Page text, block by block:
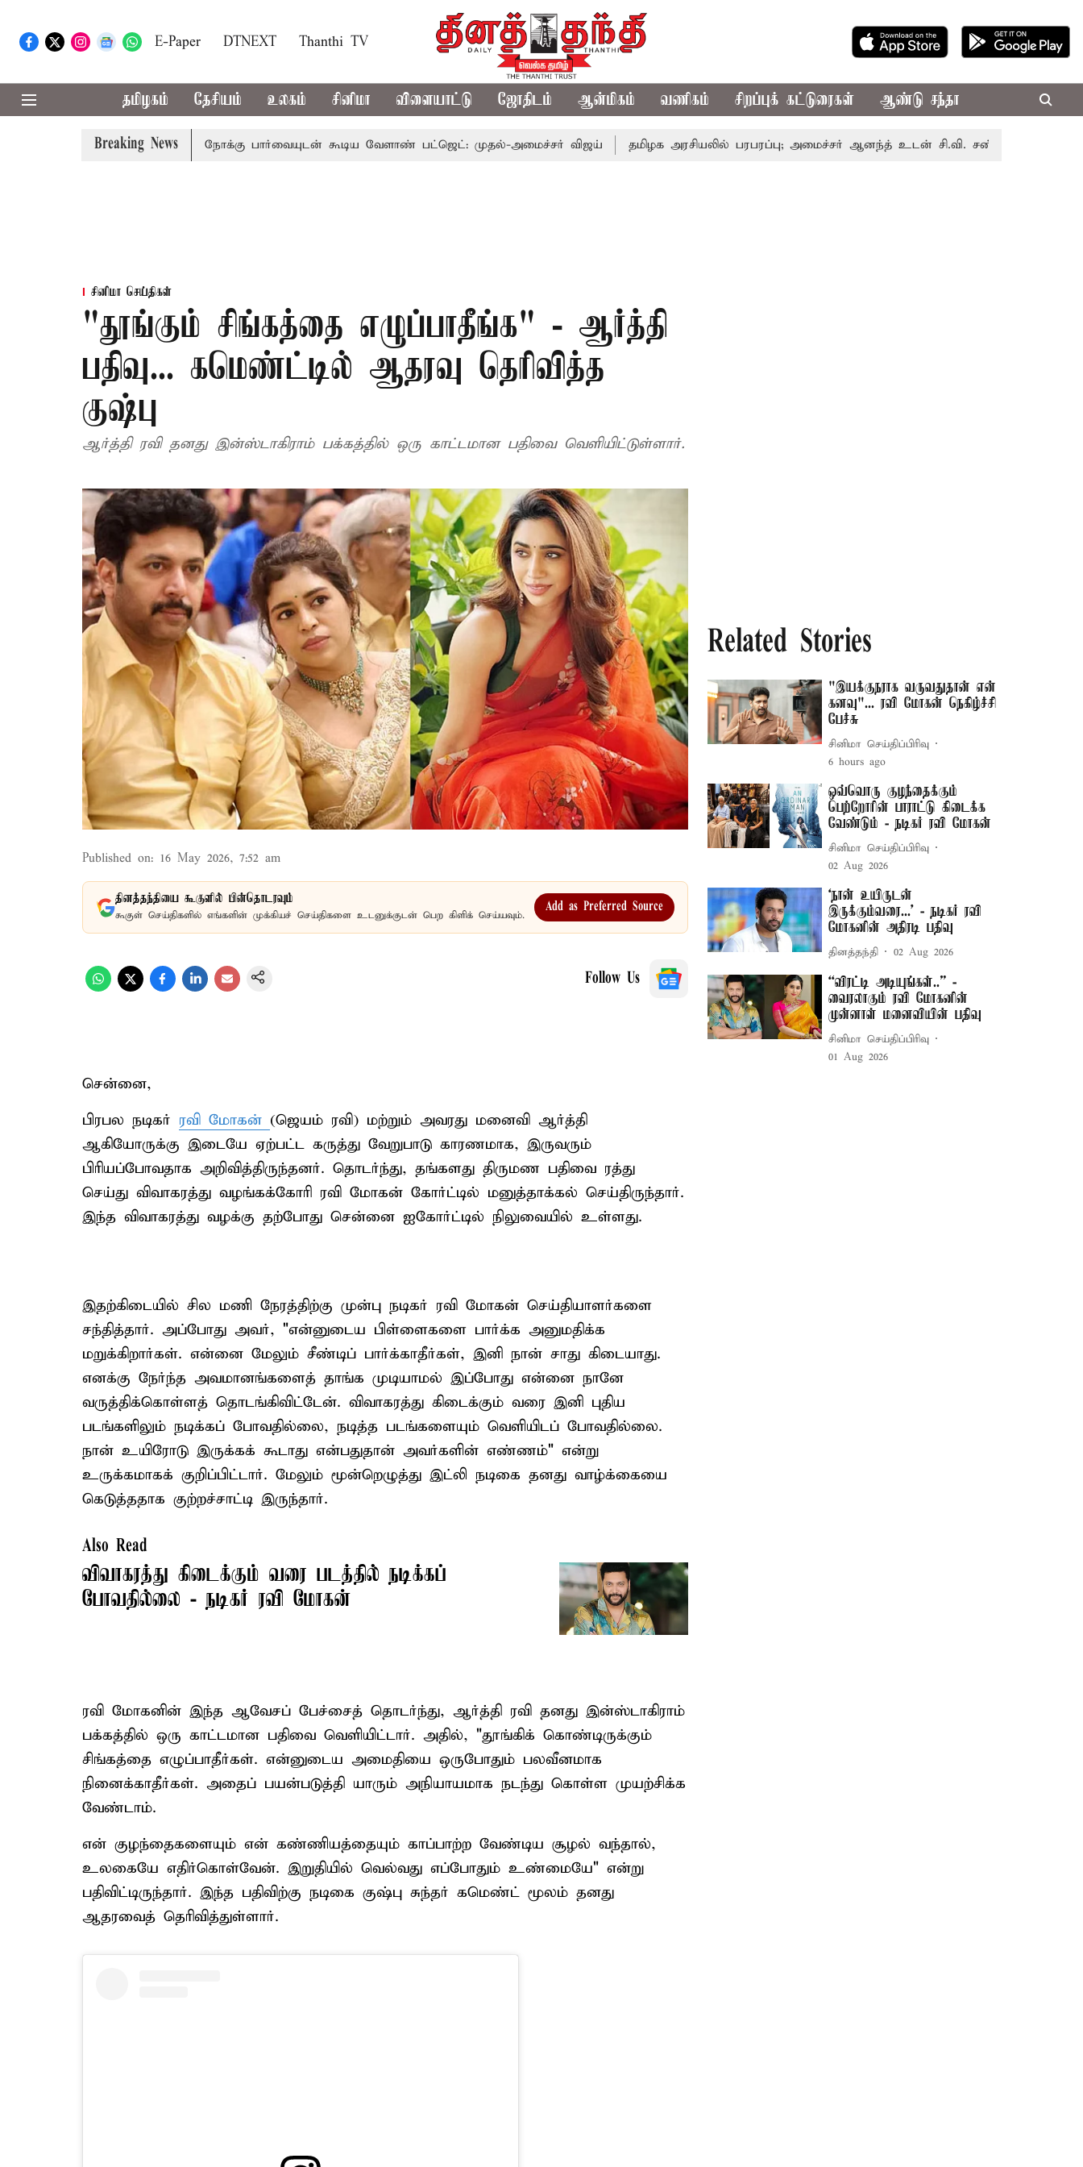
E-Paper DTNEXT Thanthi TV
தமிழகம் தேசியம் உலகம் சினிமா விளையாட்டு ஜோதிடம் ஆன்மிகம் வணிகம் சிறப்புக் கட்டுரைகள் ஆண்டு சந்தா
Breaking News
தொலைநோக்கு பார்வையுடன் கூடிய வேளாண் பட்ஜெட்: முதல்-அமைச்சர் விஜய் தமிழக அரசியலில் பரபரப்பு; அமைச்சர் ஆனந்த் உடன் சி.வி. சண்முகம், வேலுமணி
சினிமா செய்திகள்
"தூங்கும் சிங்கத்தை எழுப்பாதீங்க" - ஆர்த்தி
பதிவு... கமெண்ட்டில் ஆதரவு தெரிவித்த
குஷ்பு
ஆர்த்தி ரவி தனது இன்ஸ்டாகிராம் பக்கத்தில் ஒரு காட்டமான பதிவை வெளியிட்டுள்ளார்.
Published on: 16 May 2026, 7:52 am
தினத்தந்தியை கூகுளில் பின்தொடரவும்
கூகுள் செய்திகளில் எங்களின் முக்கியச் செய்திகளை உடனுக்குடன் பெற கிளிக் செய்யவும்.
Add as Preferred Source
Follow Us
சென்னை,
பிரபல நடிகர் ரவி மோகன் (ஜெயம் ரவி) மற்றும் அவரது மனைவி ஆர்த்தி
ஆகியோருக்கு இடையே ஏற்பட்ட கருத்து வேறுபாடு காரணமாக, இருவரும்
பிரியப்போவதாக அறிவித்திருந்தனர். தொடர்ந்து, தங்களது திருமண பதிவை ரத்து
செய்து விவாகரத்து வழங்கக்கோரி ரவி மோகன் கோர்ட்டில் மனுத்தாக்கல் செய்திருந்தார்.
இந்த விவாகரத்து வழக்கு தற்போது சென்னை ஐகோர்ட்டில் நிலுவையில் உள்ளது.
இதற்கிடையில் சில மணி நேரத்திற்கு முன்பு நடிகர் ரவி மோகன் செய்தியாளர்களை
சந்தித்தார். அப்போது அவர், "என்னுடைய பிள்ளைகளை பார்க்க அனுமதிக்க
மறுக்கிறார்கள். என்னை மேலும் சீண்டிப் பார்க்காதீர்கள், இனி நான் சாது கிடையாது.
எனக்கு நேர்ந்த அவமானங்களைத் தாங்க முடியாமல் இப்போது என்னை நானே
வருத்திக்கொள்ளத் தொடங்கிவிட்டேன். விவாகரத்து கிடைக்கும் வரை இனி புதிய
படங்களிலும் நடிக்கப் போவதில்லை, நடித்த படங்களையும் வெளியிடப் போவதில்லை.
நான் உயிரோடு இருக்கக் கூடாது என்பதுதான் அவர்களின் எண்ணம்" என்று
உருக்கமாகக் குறிப்பிட்டார். மேலும் மூன்றெழுத்து இட்லி நடிகை தனது வாழ்க்கையை
கெடுத்ததாக குற்றச்சாட்டி இருந்தார்.
Also Read
விவாகரத்து கிடைக்கும் வரை படத்தில் நடிக்கப்
போவதில்லை - நடிகர் ரவி மோகன்
ரவி மோகனின் இந்த ஆவேசப் பேச்சைத் தொடர்ந்து, ஆர்த்தி ரவி தனது இன்ஸ்டாகிராம்
பக்கத்தில் ஒரு காட்டமான பதிவை வெளியிட்டார். அதில், "தூங்கிக் கொண்டிருக்கும்
சிங்கத்தை எழுப்பாதீர்கள். என்னுடைய அமைதியை ஒருபோதும் பலவீனமாக
நினைக்காதீர்கள். அதைப் பயன்படுத்தி யாரும் அநியாயமாக நடந்து கொள்ள முயற்சிக்க
வேண்டாம்.
என் குழந்தைகளையும் என் கண்ணியத்தையும் காப்பாற்ற வேண்டிய சூழல் வந்தால்,
உலகையே எதிர்கொள்வேன். இறுதியில் வெல்வது எப்போதும் உண்மையே" என்று
பதிவிட்டிருந்தார். இந்த பதிவிற்கு நடிகை குஷ்பு சுந்தர் கமெண்ட் மூலம் தனது
ஆதரவைத் தெரிவித்துள்ளார்.
Related Stories
"இயக்குநராக வருவதுதான் என்
கனவு"... ரவி மோகன் நெகிழ்ச்சி
பேச்சு
சினிமா செய்திப்பிரிவு
6 hours ago
ஒவ்வொரு குழந்தைக்கும்
பெற்றோரின் பாராட்டு கிடைக்க
வேண்டும் - நடிகர் ரவி மோகன்
சினிமா செய்திப்பிரிவு
02 Aug 2026
‘நான் உயிருடன்
இருக்கும்வரை...’ - நடிகர் ரவி
மோகனின் அதிரடி பதிவு
தினத்தந்தி 02 Aug 2026
“விரட்டி அடியுங்கள்..” -
வைரலாகும் ரவி மோகனின்
முன்னாள் மனைவியின் பதிவு
சினிமா செய்திப்பிரிவு
01 Aug 2026